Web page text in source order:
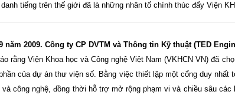
tiếng trên thế giới đã là những nhân tố chính thúc đẩy Viện
năm 2009. Công ty CP DVTM và Thông tin Kỹ thuật (TED
rằng Viện Khoa học và Công nghệ Việt Nam (VKHCN VN) đã
của dự án thư viện số. Bằng việc thiết lập một cổng duy
công nghệ, đồng thời hỗ trợ mở rộng phạm vi và chiều sâu